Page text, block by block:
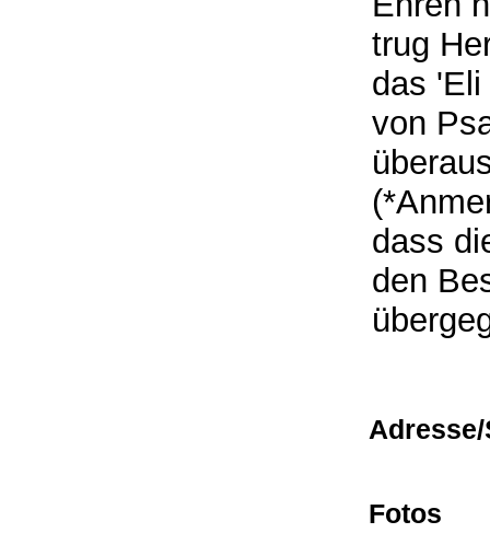
trug
das
von
dass
den
Fotos